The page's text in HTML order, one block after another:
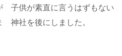
子供が素直に言うはずもない
社を後にしました。